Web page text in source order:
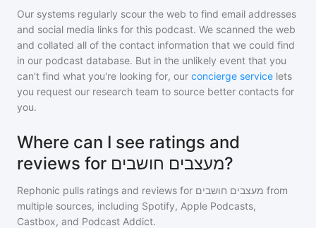
Our systems regularly scour the web to find email addresses
and social media links for this podcast. We scanned the web
and collated all of the contact information that we could find
in our podcast database. But in the unlikely event that you
can't find what you're looking for, our concierge service lets
you request our research team to source better contacts for
you.
Where can I see ratings and
reviews for מעצבים חושבים?
Rephonic pulls ratings and reviews for מעצבים חושבים from
multiple sources, including Spotify, Apple Podcasts,
Castbox, and Podcast Addict.